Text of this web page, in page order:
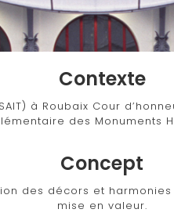
Contexte
à Roubaix Cour
des Monuments
Concept
des décors et
mise en valeur.